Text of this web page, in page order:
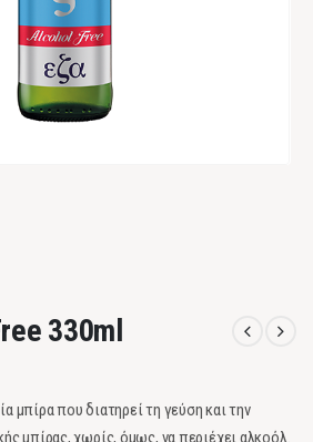
330ml
μπίρα που διατηρεί τη γεύση και την
μπίρας, χωρίς, όμως, να περιέχει αλκοόλ.